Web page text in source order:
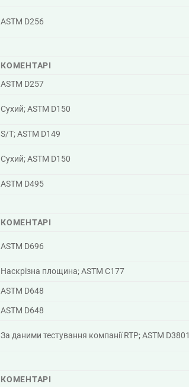
ASTM D256
КОМЕНТАРІ
ASTM D257
Сухий; ASTM D150
S/T; ASTM D149
Сухий; ASTM D150
ASTM D495
КОМЕНТАРІ
ASTM D696
Наскрізна площина; ASTM C177
ASTM D648
ASTM D648
За даними тестування компанії RTP; ASTM D3801
КОМЕНТАРІ